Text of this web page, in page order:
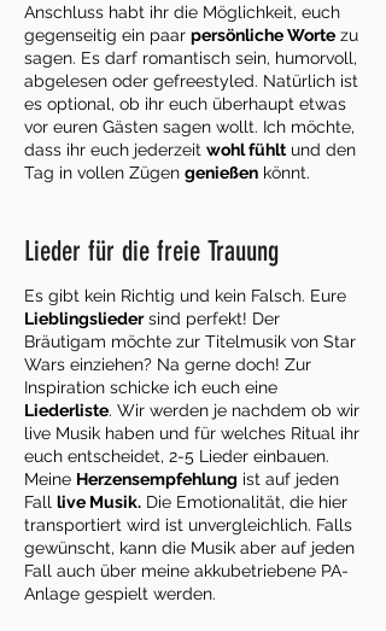
Anschluss habt ihr die Möglichkeit, euch
gegenseitig ein paar persönliche Worte zu
sagen. Es darf romantisch sein, humorvoll,
abgelesen oder gefreestyled. Natürlich ist
es optional, ob ihr euch überhaupt etwas
vor euren Gästen sagen wollt. Ich möchte,
dass ihr euch jederzeit wohl fühlt und den
Tag in vollen Zügen genießen könnt.
Lieder für die freie Trauung
Es gibt kein Richtig und kein Falsch. Eure
Lieblingsliedersind perfekt! Der
Bräutigam möchte zur Titelmusik von Star
Wars einziehen? Na gerne doch! Zur
Inspiration schicke ich euch eine
Liederliste. Wir werden je nachdem ob wir
live Musik haben und für welches Ritual ihr
euch entscheidet, 2-5 Lieder einbauen.
Meine Herzensempfehlung ist auf jeden
Fall live Musik. Die Emotionalität, die hier
transportiert wird ist unvergleichlich. Falls
gewünscht, kann die Musik aber auf jeden
Fall auch über meine akkubetriebene PA-
Anlage gespielt werden.